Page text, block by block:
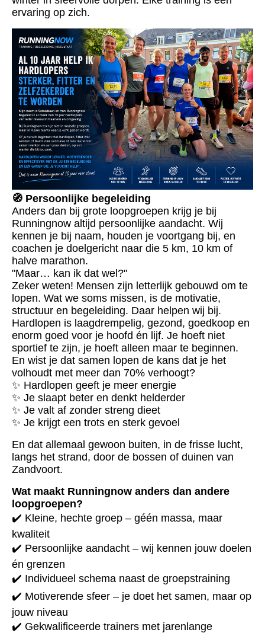
ervaring op zich.
🧭 Persoonlijke begeleiding
Anders dan bij grote loopgroepen krijg je bij
Runningnow altijd persoonlijke aandacht. Wij
kennen je bij naam, houden je voortgang bij, en
coachen je doelgericht naar die 5 km, 10 km of
halve marathon.
"Maar… kan ik dat wel?"
Zeker weten! Mensen zijn letterlijk gebouwd om te
lopen. Wat we soms missen, is de motivatie,
structuur en begeleiding. Daar helpen wij bij.
Hardlopen is laagdrempelig, gezond, goedkoop en
enorm goed voor je hoofd én lijf. Je hoeft niet
sportief te zijn, je hoeft alleen maar te beginnen.
En wist je dat samen lopen de kans dat je het
volhoudt met meer dan 70% verhoogt?
✨ Hardlopen geeft je meer energie
✨ Je slaapt beter en denkt helderder
✨ Je valt af zonder streng dieet
✨ Je krijgt een trots en sterk gevoel
En dat allemaal gewoon buiten, in de frisse lucht,
langs het strand, door de bossen of duinen van
Zandvoort.
Wat maakt Runningnow anders dan andere
loopgroepen?
✔️ Kleine, hechte groep – géén massa, maar
kwaliteit
✔️ Persoonlijke aandacht – wij kennen jouw doelen
én grenzen
✔️ Individueel schema naast de groepstraining
✔️ Motiverende sfeer – je doet het samen, maar op
jouw niveau
✔️ Gekwalificeerde trainers met jarenlange